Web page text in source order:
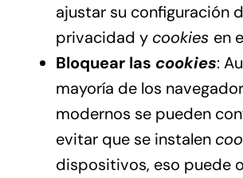
ajustar su configuración
privacidad y cookies en
Bloquear las cookies:
mayoría de los
modernos se pueden
evitar que se instalen
dispositivos, eso puede